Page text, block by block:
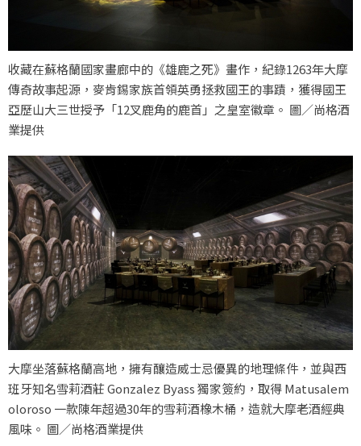
收藏在蘇格蘭國家畫廊中的《雄鹿之死》畫作，紀錄1263年大摩
傳奇故事起源，麥肯錫家族首領英勇拯救國王的事蹟，獲得國王
亞歷山大三世授予「12叉鹿角的鹿首」之皇室徽章。 圖／尚格酒
業提供
大摩坐落蘇格蘭高地，擁有釀造威士忌優異的地理條件，並與西
班牙知名雪莉酒莊 Gonzalez Byass 獨家簽約，取得 Matusalem
oloroso 一款陳年超過30年的雪莉酒橡木桶，造就大摩老酒經典
風味。 圖／尚格酒業提供